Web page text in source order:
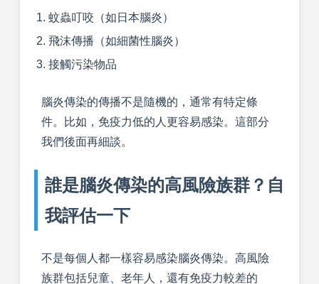
蚊蟲叮咬（如日本腦炎）
飛沫傳播（如細菌性腦炎）
接觸污染物品
腦炎傳染的傳播不是隨機的，通常有特定條
件。比如，免疫力低的人更容易感染。這部分
我們後面再細談。
誰是腦炎傳染的高風險族群？自
我評估一下
不是每個人都一樣容易感染腦炎傳染。高風險
族群包括兒童、老年人，還有免疫力較差的